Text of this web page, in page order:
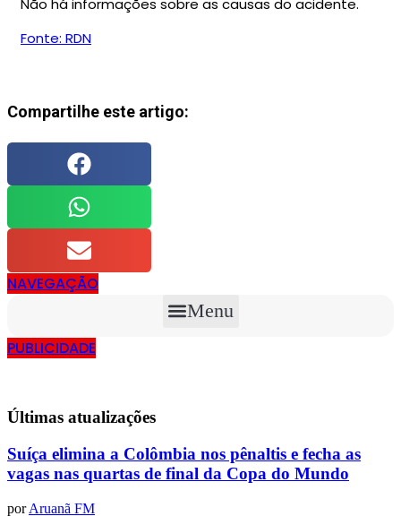
Fonte: RDN
Compartilhe este artigo:
NAVEGAÇÃO
Menu
PUBLICIDADE
Últimas atualizações
Suíça elimina a Colômbia nos pênaltis e fecha as
vagas nas quartas de final da Copa do Mundo
por Aruanã FM